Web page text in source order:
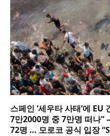
스페인 ‘세우타 사태’에
7만2000명 중 7만명 떠나”
72명 … 모로코 공식 입장